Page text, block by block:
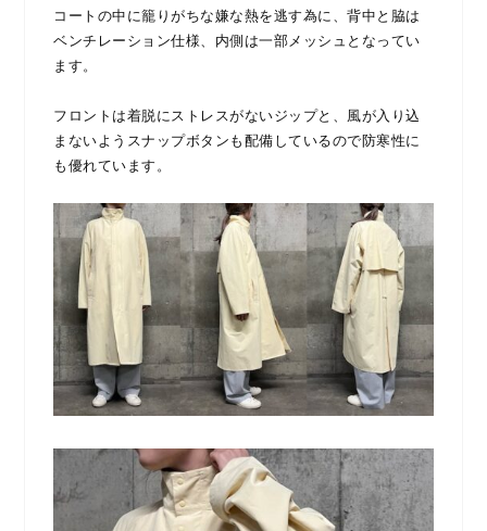
コートの中に籠りがちな嫌な熱を逃す為に、背中と脇は
ベンチレーション仕様、内側は一部メッシュとなってい
ます。
フロントは着脱にストレスがないジップと、風が入り込
まないようスナップボタンも配備しているので防寒性に
も優れています。